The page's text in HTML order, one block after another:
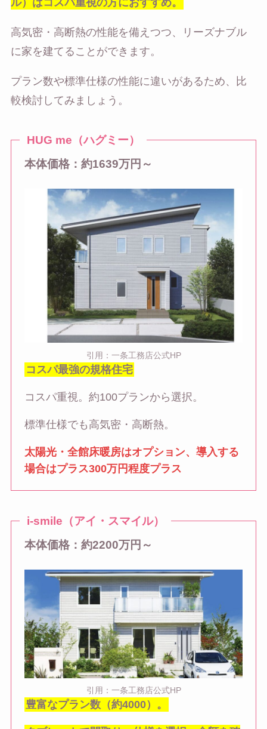
ル）はコスパ重視の方におすすめ。
高気密・高断熱の性能を備えつつ、リーズナブル
に家を建てることができます。
プラン数や標準仕様の性能に違いがあるため、比
較検討してみましょう。
HUG me（ハグミー）
本体価格：約1639万円～
引用：一条工務店公式HP
コスパ最強の規格住宅
コスパ重視。約100プランから選択。
標準仕様でも高気密・高断熱。
太陽光・全館床暖房はオプション、導入する
場合はプラス300万円程度プラス
i-smile（アイ・スマイル）
本体価格：約2200万円～
引用：一条工務店公式HP
豊富なプラン数（約4000）。